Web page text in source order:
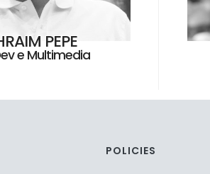
PEPE
e Multimedia
POLICIES